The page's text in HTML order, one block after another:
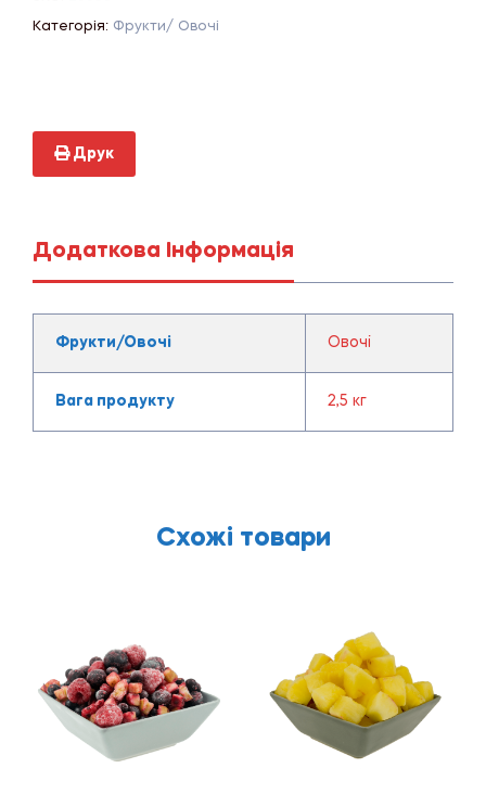
Категорія: Фрукти/ Овочі
Друк
Додаткова Інформація
Фрукти/Овочі Овочі
Вага продукту 2,5 кг
Схожі товари